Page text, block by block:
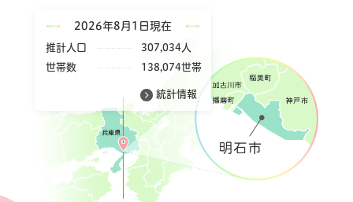
2026年8月1日現在
推計人口
307,034人
世帯数
138,074世帯
統計情報